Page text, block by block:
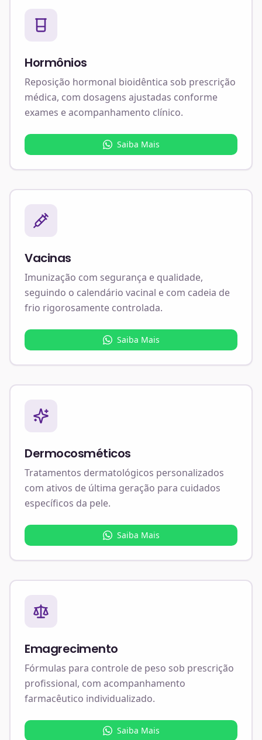
Hormônios
Reposição hormonal bioidêntica sob prescrição
médica, com dosagens ajustadas conforme
exames e acompanhamento clínico.
Saiba Mais
Vacinas
Imunização com segurança e qualidade,
seguindo o calendário vacinal e com cadeia de
frio rigorosamente controlada.
Saiba Mais
Dermocosméticos
Tratamentos dermatológicos personalizados
com ativos de última geração para cuidados
específicos da pele.
Saiba Mais
Emagrecimento
Fórmulas para controle de peso sob prescrição
profissional, com acompanhamento
farmacêutico individualizado.
Saiba Mais